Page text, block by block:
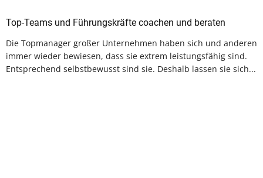
Top-Teams und Führungskräfte coachen und beraten
Die Topmanager großer Unternehmen haben sich und anderen
immer wieder bewiesen, dass sie extrem leistungsfähig sind.
Entsprechend selbstbewusst sind sie. Deshalb lassen sie sich...